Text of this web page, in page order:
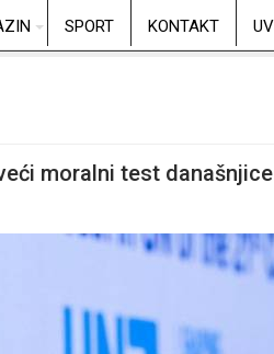
SPORT KONTAKT
moralni test današnjice